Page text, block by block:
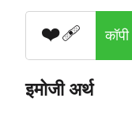
❤️‍🩹 कॉपी
इमोजी अर्थ